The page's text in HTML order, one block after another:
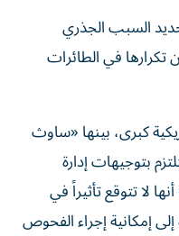
السبب الجذري
في الطائرات
كبرى، بينها «ساوث
بتوجيهات إدارة
لا تتوقع تأثيراً في
إمكانية إجراء الفحوص